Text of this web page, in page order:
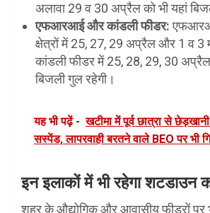
अलावा 29 व 30 अप्रैल को भी यहां
एफआरआई और कांडली फीडर:
क्षेत्रों में 25, 27, 29 अप्रैल और 1 व 3
कांडली फीडर में 25, 28, 29, 30
बिजली गुल रहेगी।
यह भी पढ़ें - खटीमा में पूर्व छात्रा से
सस्पेंड, लापरवाही बरतने वाले BEO पर भी
इन इलाकों में भी रहेगा शटडाउन
शहर के औद्योगिक और आवासीय फीडरों पर